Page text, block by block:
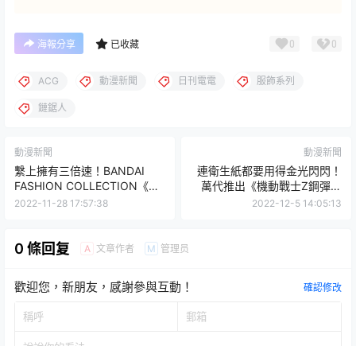
海報分享 已收藏 0 0
ACG 動漫新聞 日刊電電 服飾系列
鏈鋸人
動漫新聞
繫上擁有三倍速！BANDAI
FASHION COLLECTION《機
動戰士鋼彈》夏亞專屬領帶
2022-11-28 17:57:38
動漫新聞
連衛生紙都要用得金光閃閃！
萬代推出《機動戰士Z鋼彈》
百式專用衛生紙套
2022-12-5 14:05:13
0 條回复 A 文章作者 M 管理员
歡迎您，新朋友，感謝參與互動！ 確認修改